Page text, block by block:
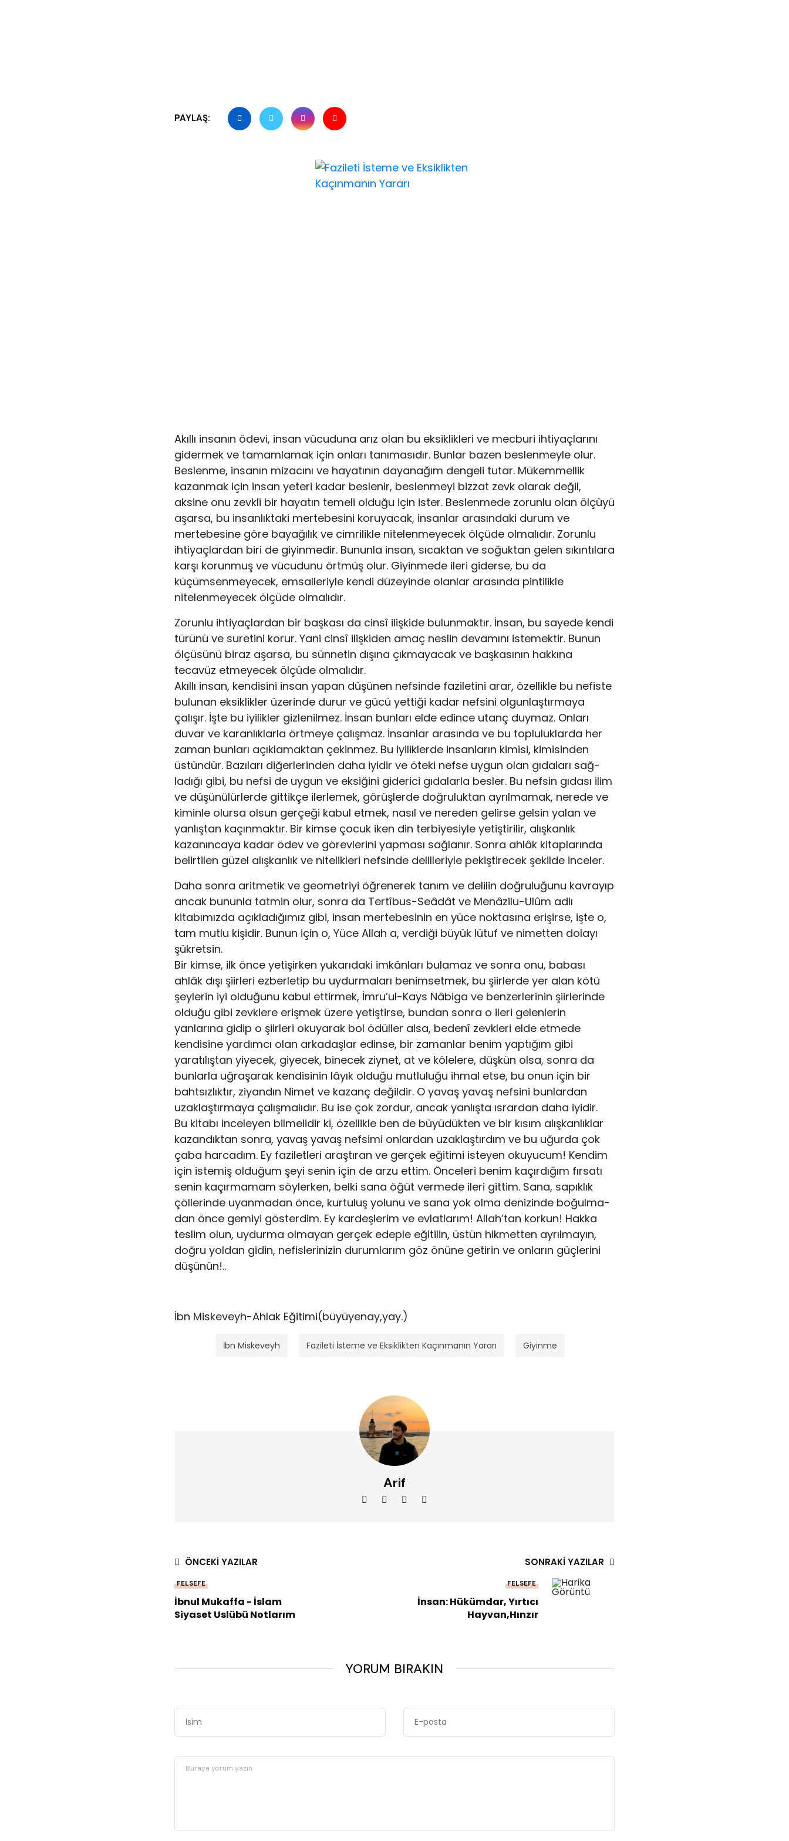
PAYLAŞ:
Akıllı insanın ödevi, insan vücuduna arız olan bu eksiklikleri ve mecburi ihtiyaçlarını
gidermek ve tamam­lamak için onları tanımasıdır. Bunlar bazen beslenmeyle olur.
Beslenme, insanın mizacını ve hayatının dayanağım dengeli tutar. Mükemmellik
kazanmak için insan yeteri kadar beslenir, beslenmeyi bizzat zevk olarak değil,
aksine onu zevkli bir hayatın temeli olduğu için ister. Beslenme­de zorunlu olan ölçüyü
aşarsa, bu insanlıktaki mertebesi­ni koruyacak, insanlar arasındaki durum ve
mertebesine göre bayağılık ve cimrilikle nitelenmeyecek ölçüde olma­lıdır. Zorunlu
ihtiyaçlardan biri de giyinmedir. Bununla insan, sıcaktan ve soğuktan gelen sıkıntılara
karşı korun­muş ve vücudunu örtmüş olur. Giyinmede ileri giderse, bu da
küçümsenmeyecek, emsalleriyle kendi düzeyinde olanlar arasında pintilikle
nitelenmeyecek ölçüde olmalıdır.
Zorunlu ihtiyaçlardan bir başkası da cinsî ilişkide bulunmaktır. İnsan, bu sayede kendi
türünü ve suretini korur. Yani cinsî ilişkiden amaç neslin devamını istemek­tir. Bunun
ölçüsünü biraz aşarsa, bu sünnetin dışına çık­mayacak ve başkasının hakkına
tecavüz etmeyecek ölçüde olmalıdır.
Akıllı insan, kendisini insan yapan düşünen nefsin­de faziletini arar, özellikle bu nefiste
bulunan eksiklikler üzerinde durur ve gücü yettiği kadar nefsini olgunlaştır­maya
çalışır. İşte bu iyilikler gizlenilmez. İnsan bunları elde edince utanç duymaz. Onları
duvar ve karanlıklarla örtmeye çalışmaz. İnsanlar arasında ve bu topluluklarda her
zaman bunları açıklamaktan çekinmez. Bu iyiliklerde insanların kimisi, kimisinden
üstündür. Bazıları diğerle­rinden daha iyidir ve öteki nefse uygun olan gıdaları sağ­
ladığı gibi, bu nefsi de uygun ve eksiğini giderici gıdalarla besler. Bu nefsin gıdası ilim
ve düşünülürlerde gittikçe ilerlemek, görüşlerde doğruluktan ayrılmamak, nerede ve
kiminle olursa olsun gerçeği kabul etmek, nasıl ve nere­den gelirse gelsin yalan ve
yanlıştan kaçınmaktır. Bir kim­se çocuk iken din terbiyesiyle yetiştirilir, alışkanlık
kazanıncaya kadar ödev ve görevlerini yapması sağlanır. Sonra ahlâk kitaplarında
belirtilen güzel alışkanlık ve nitelikle­ri nefsinde delilleriyle pekiştirecek şekilde inceler.
Daha sonra aritmetik ve geometriyi öğrenerek tanım ve delilin doğruluğunu kavrayıp
ancak bununla tatmin olur, sonra da Tertîbus-Seâdât ve Menâzilu-Ulûm adlı
kitabımızda açıkladığımız gibi, insan mertebesinin en yüce noktası­na erişirse, işte o,
tam mutlu kişidir. Bunun için o, Yüce Allah a, verdiği büyük lütuf ve nimetten dolayı
şükretsin.
Bir kimse, ilk önce yetişirken yukarıdaki imkânları bulamaz ve sonra onu, babası
ahlâk dışı şiirleri ezberletip bu uydurmaları benimsetmek, bu şiirlerde yer alan kötü
şeylerin iyi olduğunu kabul ettirmek, İmru’ul-Kays Nâbiga ve benzerlerinin şiirlerinde
olduğu gibi zevklere erişmek üzere yetiştirse, bundan sonra o ileri gelenlerin
yanlarına gidip o şiirleri okuyarak bol ödüller alsa, bedenî zevkleri elde etmede
kendisine yardımcı olan arkadaşlar edinse, bir zamanlar benim yaptığım gibi
yaratılıştan yiyecek, giyecek, binecek ziynet, at ve kölelere, düşkün olsa, sonra da
bunlarla uğraşarak kendisinin lâyık olduğu mut­luluğu ihmal etse, bu onun için bir
bahtsızlıktır, ziyandın Nimet ve kazanç değildir. O yavaş yavaş nefsini bunlardan
uzaklaştırmaya çalışmalıdır. Bu ise çok zordur, ancak yan­lışta ısrardan daha iyidir.
Bu kitabı inceleyen bilmelidir ki, özellikle ben de büyüdükten ve bir kısım alışkanlıklar
kazandıktan sonra, yavaş yavaş nefsimi onlardan uzaklaştırdım ve bu uğurda çok
çaba harcadım. Ey faziletleri araştıran ve gerçek eğiti­mi isteyen okuyucum! Kendim
için istemiş olduğum şeyi senin için de arzu ettim. Önceleri benim kaçırdığım fırsa­tı
senin kaçırmamam söylerken, belki sana öğüt vermede ileri gittim. Sana, sapıklık
çöllerinde uyanmadan önce, kurtuluş yolunu ve sana yok olma denizinde boğulma­
dan önce gemiyi gösterdim. Ey kardeşlerim ve evlatlarım! Allah’tan korkun! Hakka
teslim olun, uydurma olmayan gerçek edeple eğitilin, üstün hikmetten ayrılmayın,
doğru yoldan gidin, nefislerinizin durumlarım göz önüne geti­rin ve onların güçlerini
düşünün!..
İbn Miskeveyh-Ahlak Eğitimi(büyüyenay,yay.)
İbn Miskeveyh Fazileti İsteme ve Eksiklikten Kaçınmanın Yararı Giyinme
Arif
ÖNCEKI YAZILAR
FELSEFE
İbnul Mukaffa - İslam
Siyaset Uslübü Notlarım
SONRAKI YAZILAR
FELSEFE
İnsan: Hükümdar, Yırtıcı
Hayvan,Hınzır
YORUM BIRAKIN